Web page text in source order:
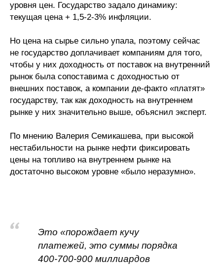
уровня цен. Государство задало динамику:
текущая цена + 1,5-2-3% инфляции.
Но цена на сырье сильно упала, поэтому сейчас
не государство доплачивает компаниям для того,
чтобы у них доходность от поставок на внутренний
рынок была сопоставима с доходностью от
внешних поставок, а компании де-факто «платят»
государству, так как доходность на внутреннем
рынке у них значительно выше, объяснил эксперт.
По мнению Валерия Семикашева, при высокой
нестабильности на рынке нефти фиксировать
цены на топливо на внутреннем рынке на
достаточно высоком уровне «было неразумно».
Это «порождает кучу
платежей, это суммы порядка
400-700-900 миллиардов